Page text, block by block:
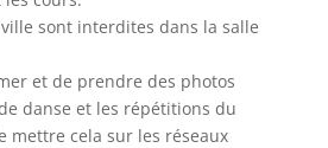
sont interdites dans la salle
et de prendre des photos
danse et les répétitions du
mettre cela sur les réseaux